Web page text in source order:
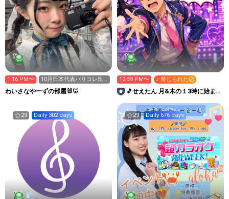
1:16 PM〜
10月日本代表パリコレ出
演！ネイル変えた
わいさなやーずの部屋🐰🦷
12:59 PM〜 ♪ 禁じられた恋
🎵せえたん 月&木の１3時に始まる
29 Daily 302 days 29 Daily 676 days